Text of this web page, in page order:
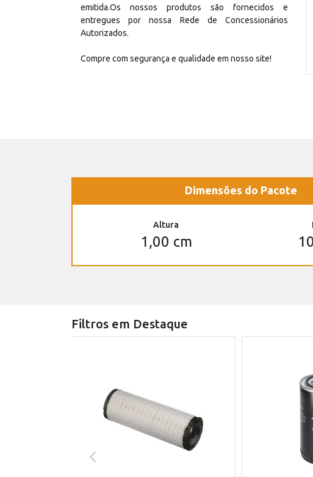
emitida.Os nossos produtos são fornecidos e
entregues por nossa Rede de Concessionários
Autorizados.
Compre com segurança e qualidade em nosso site!
Dimensões do Pacote
Altura
1,00 cm
Filtros em Destaque